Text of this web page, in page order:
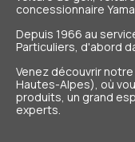
concessionnaire
Depuis 1966 au
Particuliers, d'abord
Venez découvrir
Hautes-Alpes), où
produits, un grand
experts.